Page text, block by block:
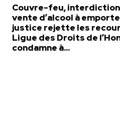
Couvre-feu,
vente d’alcool à
justice rejette les
Ligue des Droits de
condamne à...